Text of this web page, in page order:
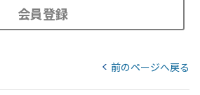
会員登録
前のページへ戻る